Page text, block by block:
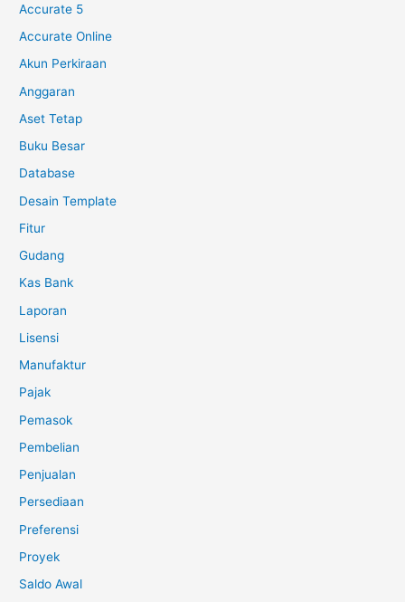
Accurate 5
Accurate Online
Akun Perkiraan
Anggaran
Aset Tetap
Buku Besar
Database
Desain Template
Fitur
Gudang
Kas Bank
Laporan
Lisensi
Manufaktur
Pajak
Pemasok
Pembelian
Penjualan
Persediaan
Preferensi
Proyek
Saldo Awal